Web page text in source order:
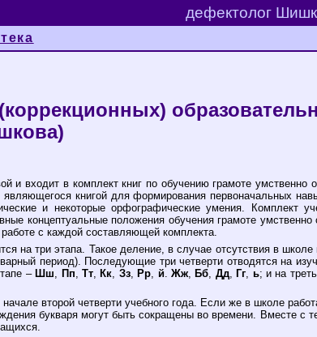
дефектолог
и входит в комплект книг по обучению грамоте
книгой для формирования первоначальных
и некоторые орфографические умения. Комплект
концептуальные положения обучения грамоте
с каждой составляющей комплекта.
на три этапа. Такое деление, в случае отсутствия в школе
период). Последующие три четверти отводятся на
– Шш, Пп,Тт, Кк, Зз, Рр, й.Жж, Бб, Дд, Гг, ь; и на
второй четверти учебного года. Если же в школе
букваря могут быть сокращены во времени. Вместе с